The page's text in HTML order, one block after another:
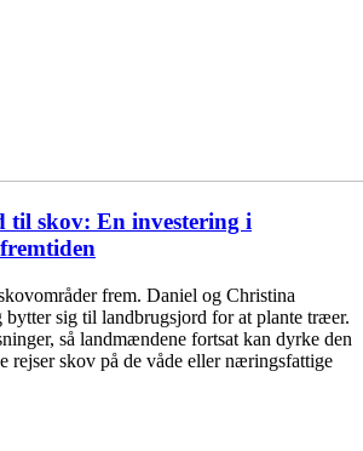
skov: En investering i
frem. Daniel og Christina
bytter sig til landbrugsjord for at plante træer.
så landmændene fortsat kan dyrke den
rejser skov på de våde eller næringsfattige